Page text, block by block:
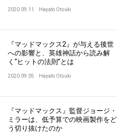
2020.09.11 Hayato Otsuki
『マッドマックス2』が与える後世
への影響と、英雄神話から読み解
く“ヒットの法則”とは
2020.09.05 Hayato Otsuki
『マッドマックス』監督ジョージ・
ミラーは、低予算での映画製作をど
う切り抜けたのか